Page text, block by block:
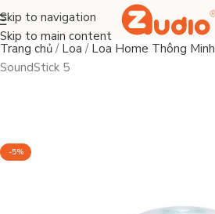
Skip to navigation
Skip to main content
Trang chủ / Loa / Loa Home Thông Minh
SoundStick 5
-5%